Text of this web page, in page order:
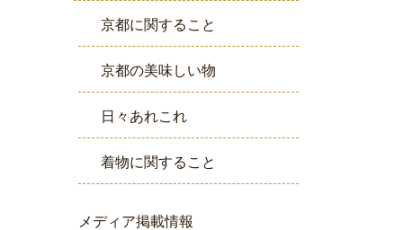
京都に関すること
京都の美味しい物
日々あれこれ
着物に関すること
メディア掲載情報